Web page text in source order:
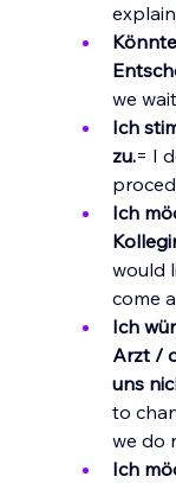
we
Ich
zu.= I
Ich
would
come
Ich
Arzt /
uns
to
we do
Ich